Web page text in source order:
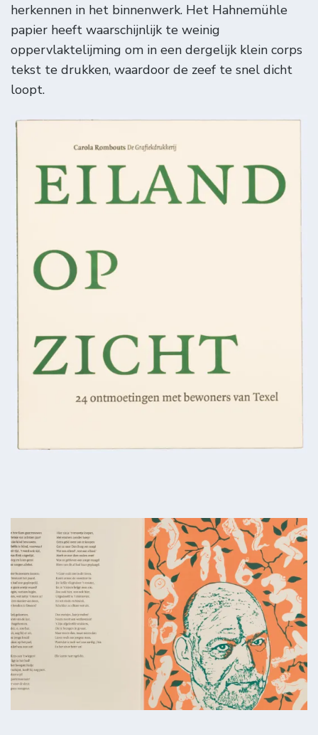
herkennen in het binnenwerk. Het Hahnemühle
papier heeft waarschijnlijk te weinig
oppervlaktelijming om in een dergelijk klein corps
tekst te drukken, waardoor de zeef te snel dicht
loopt.